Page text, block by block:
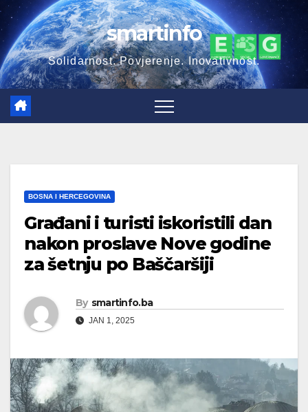
smartinfo
Solidarnost. Povjerenje. Inovativnost.
BOSNA I HERCEGOVINA
Građani i turisti iskoristili dan
nakon proslave Nove godine
za šetnju po Baščaršiji
By smartinfo.ba
JAN 1, 2025